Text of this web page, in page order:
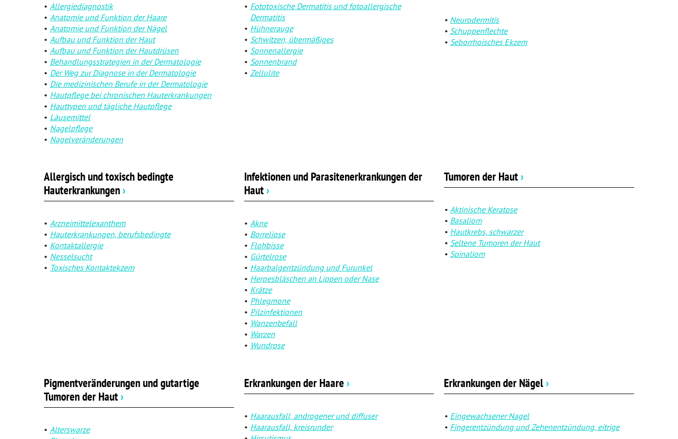
Bargeldlose Zahlung
Krankenpflege
Rheumatologische Erkrankungen
Blut, Krebs und Infektionen
Haut, Haare und Nägel
Psychische Erkrankungen
Neurologie
Schmerz- und Schlafmedizin
Männerkrankheiten
Allergiediagnostik
Anatomie und Funktion der Haare
Anatomie und Funktion der Nägel
Aufbau und Funktion der Haut
Aufbau und Funktion der Hautdrüsen
Behandlungsstrategien in der Dermatologie
Der Weg zur Diagnose in der Dermatologie
Die medizinischen Berufe in der Dermatologie
Hautpflege bei chronischen Hauterkrankungen
Hauttypen und tägliche Hautpflege
Läusemittel
Nagelpflege
Nagelveränderungen
Fototoxische Dermatitis und fotoallergische
Dermatitis
Hühnerauge
Schwitzen, übermäßiges
Sonnenallergie
Sonnenbrand
Zellulite
Neurodermitis
Schuppenflechte
Seborrhoisches Ekzem
Allergisch und toxisch bedingte
Hauterkrankungen›
Arzneimittelexanthem
Hauterkrankungen, berufsbedingte
Kontaktallergie
Nesselsucht
Toxisches Kontaktekzem
Infektionen und Parasitenerkrankungen der
Haut›
Akne
Borreliose
Flohbisse
Gürtelrose
Haarbalgentzündung und Furunkel
Herpesbläschen an Lippen oder Nase
Krätze
Phlegmone
Pilzinfektionen
Wanzenbefall
Warzen
Wundrose
Tumoren der Haut›
Aktinische Keratose
Basaliom
Hautkrebs, schwarzer
Seltene Tumoren der Haut
Spinaliom
Pigmentveränderungen und gutartige
Tumoren der Haut›
Alterswarze
Erkrankungen der Haare ›
Haarausfall, androgener und diffuser
Haarausfall, kreisrunder
Erkrankungen der Nägel›
Eingewachsener Nagel
Fingerentzündung und Zehenentzündung, eitrige